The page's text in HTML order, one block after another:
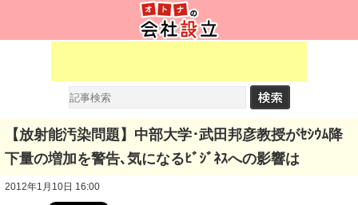
【放射能汚染問題】中部大学･武田邦彦教授がｾｼｳﾑ降
下量の増加を警告､気になるﾋﾞｼﾞﾈｽへの影響は
2012年1月10日 16:00